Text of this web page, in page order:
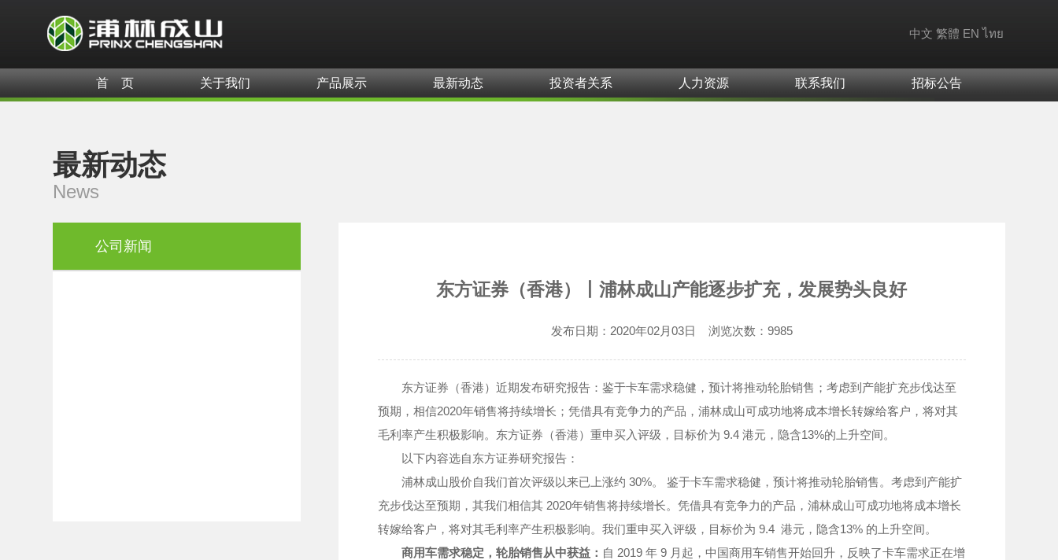
中文 繁體 EN ไทย
首 页 关于我们 产品展示 最新动态 投资者关系 人力资源 联系我们 招标公告
最新动态
News
公司新闻
东方证券（香港）丨浦林成山产能逐步扩充，发展势头良好
发布日期： 2020年02月03日 浏览次数： 9985
东方证券（香港）近期发布研究报告：鉴于卡车需求稳健，预计将推动轮胎销售；考虑到产能扩充步伐达至
预期，相信2020年销售将持续增长；凭借具有竞争力的产品，浦林成山可成功地将成本增长转嫁给客户，将对其
毛利率产生积极影响。东方证券（香港）重申买入评级，目标价为 9.4 港元，隐含13%的上升空间。
以下内容选自东方证券研究报告：
浦林成山股价自我们首次评级以来已上涨约 30%。 鉴于卡车需求稳健，预计将推动轮胎销售。考虑到产能扩
充步伐达至预期，其我们相信其 2020年销售将持续增长。凭借具有竞争力的产品，浦林成山可成功地将成本增长
转嫁给客户，将对其毛利率产生积极影响。我们重申买入评级，目标价为 9.4 港元，隐含13% 的上升空间。
商用车需求稳定，轮胎销售从中获益： 自 2019 年 9 月起，中国商用车销售开始回升，反映了卡车需求正在增